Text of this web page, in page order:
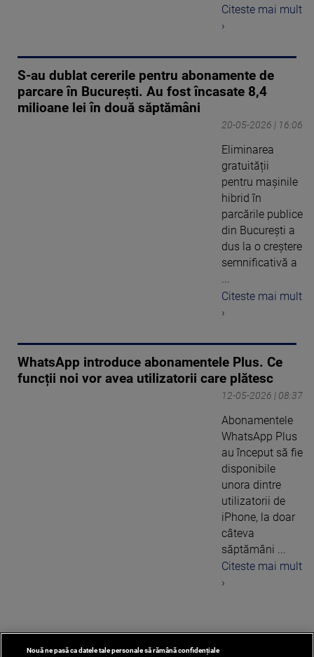
Citeste mai mult
›
S-au dublat cererile pentru abonamente de
parcare în București. Au fost încasate 8,4
milioane lei în două săptămâni
20-05-2026 | 16:06
Eliminarea
gratuității
pentru mașinile
hibrid în
parcările publice
din București a
dus la o creștere
semnificativă a
...
Citeste mai mult
›
WhatsApp introduce abonamentele Plus. Ce
funcții noi vor avea utilizatorii care plătesc
12-05-2026 | 08:37
Abonamentele
WhatsApp Plus
au început să fie
disponibile
unora dintre
utilizatorii de
iPhone, la doar
câteva
săptămâni ...
Citeste mai mult
›
Nouă ne pasă ca datele tale personale să rămână confidențiale